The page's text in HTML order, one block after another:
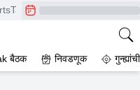
CrimeTak
बैठक निवडणूक
ravindra bhoyar will contest